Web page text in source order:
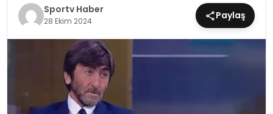
TEKNOLOJI
EĞITIM
SPOR
Sportv Haber
28 Ekim 2024 Paylaş